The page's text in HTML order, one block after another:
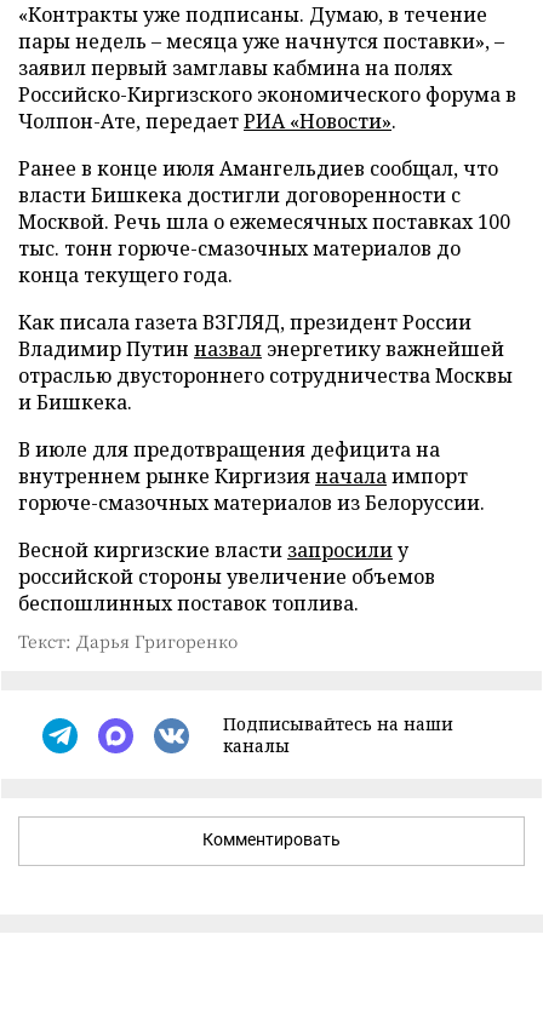
«Контракты уже подписаны. Думаю, в течение
пары недель – месяца уже начнутся поставки», –
заявил первый замглавы кабмина на полях
Российско-Киргизского экономического форума в
Чолпон-Ате, передаетРИА «Новости».
Ранее в конце июля Амангельдиев сообщал, что
власти Бишкека достигли договоренности с
Москвой. Речь шла о ежемесячных поставках 100
тыс. тонн горюче-смазочных материалов до
конца текущего года.
Как писала газета ВЗГЛЯД, президент России
Владимир Путин назвал энергетику важнейшей
отраслью двустороннего сотрудничества Москвы
и Бишкека.
В июле для предотвращения дефицита на
внутреннем рынке Киргизияначалаимпорт
горюче-смазочных материалов из Белоруссии.
Весной киргизские власти запросилиу
российской стороны увеличение объемов
беспошлинных поставок топлива.
Текст: Дарья Григоренко
Подписывайтесь на наши
каналы
Комментировать